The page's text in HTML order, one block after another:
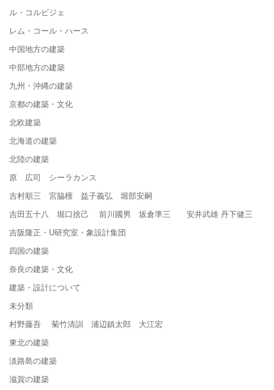
ル・コルビジェ
レム・コール・ハース
中国地方の建築
中部地方の建築
九州・沖縄の建築
京都の建築・文化
北欧建築
北海道の建築
北陸の建築
原 広司 シーラカンス
吉村順三 宮脇檀 益子義弘 堀部安嗣
吉田五十八 堀口捨己 前川國男 坂倉準三 安井武雄 丹下健三
吉阪隆正・U研究室・象設計集団
四国の建築
奈良の建築・文化
建築・設計について
未分類
村野藤吾 菊竹清訓 浦辺鎮太郎 大江宏
東北の建築
淡路島の建築
滋賀の建築